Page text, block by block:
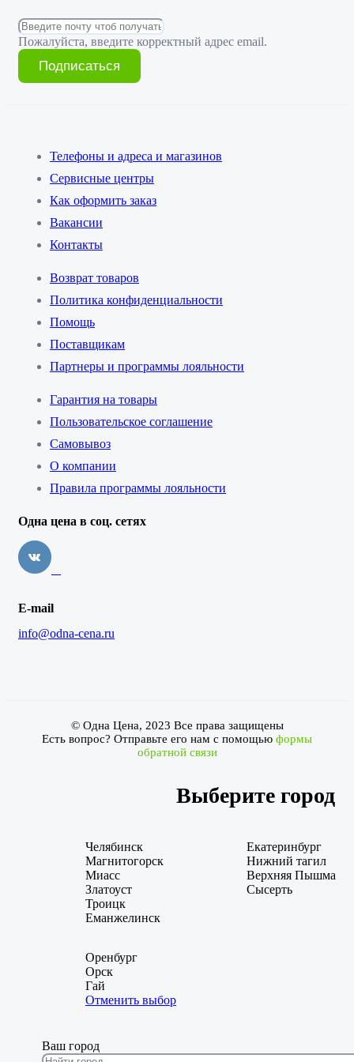
Пожалуйста, введите корректный адрес email.
Подписаться
Телефоны и адреса и магазинов
Сервисные центры
Как оформить заказ
Вакансии
Контакты
Возврат товаров
Политика конфиденциальности
Помощь
Поставщикам
Партнеры и программы лояльности
Гарантия на товары
Пользовательское соглашение
Самовывоз
О компании
Правила программы лояльности
Одна цена в соц. сетях
E-mail
info@odna-cena.ru
© Одна Цена, 2023 Все права защищены
Есть вопрос? Отправьте его нам с помощью формы
обратной связи
Выберите город
Челябинск
Магнитогорск
Миасс
Златоуст
Троицк
Еманжелинск
Екатеринбург
Нижний тагил
Верхняя Пышма
Сысерть
Оренбург
Орск
Гай
Отменить выбор
Ваш город